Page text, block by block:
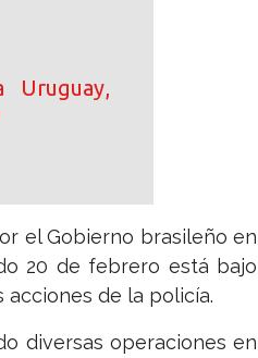
el Gobierno brasileño en
20 de febrero está bajo
acciones de la policía.
diversas operaciones en